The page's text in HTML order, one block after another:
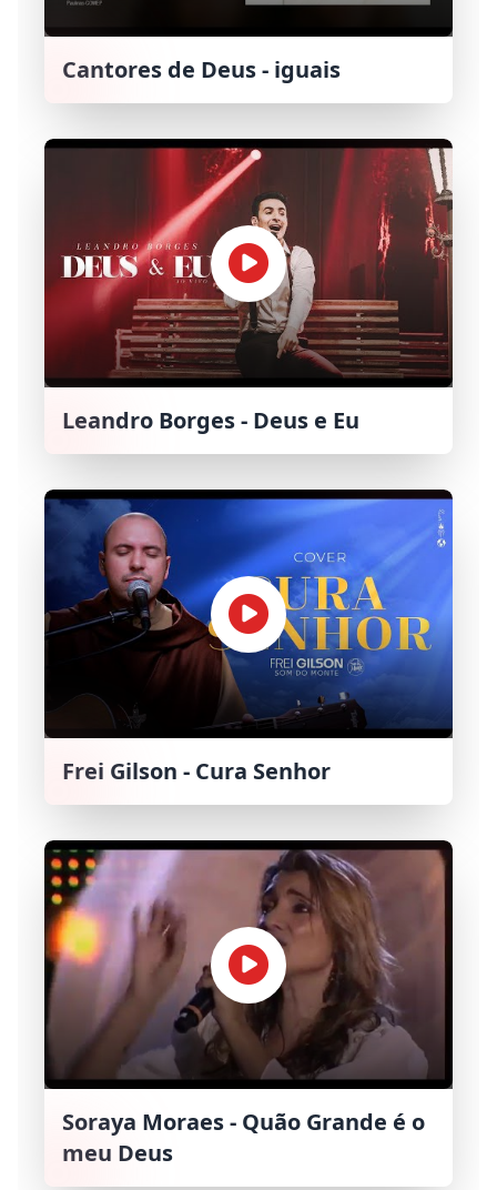
Cantores de Deus - iguais
Leandro Borges - Deus e Eu
Frei Gilson - Cura Senhor
Soraya Moraes - Quão Grande é o
meu Deus